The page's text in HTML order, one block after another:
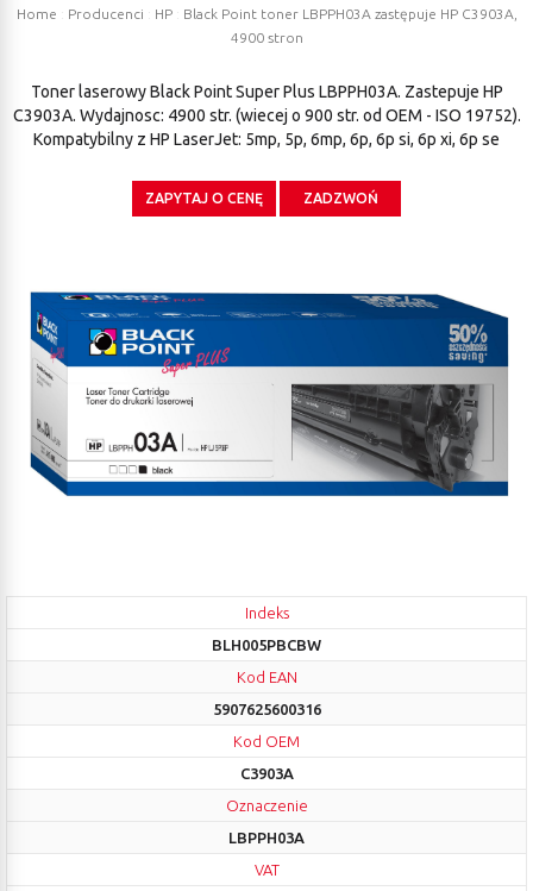
Home Producenci HP
Black Point toner LBPPH03A zastępuje HP C3903A,
4900 stron
Toner laserowy Black Point Super Plus LBPPH03A. Zastepuje HP
C3903A. Wydajnosc: 4900 str. (wiecej o 900 str. od OEM - ISO 19752).
Kompatybilny z HP LaserJet: 5mp, 5p, 6mp, 6p, 6p si, 6p xi, 6p se
ZAPYTAJ O CENĘ ZADZWOŃ
Indeks
BLH005PBCBW
Kod EAN
5907625600316
Kod OEM
C3903A
Oznaczenie
LBPPH03A
VAT